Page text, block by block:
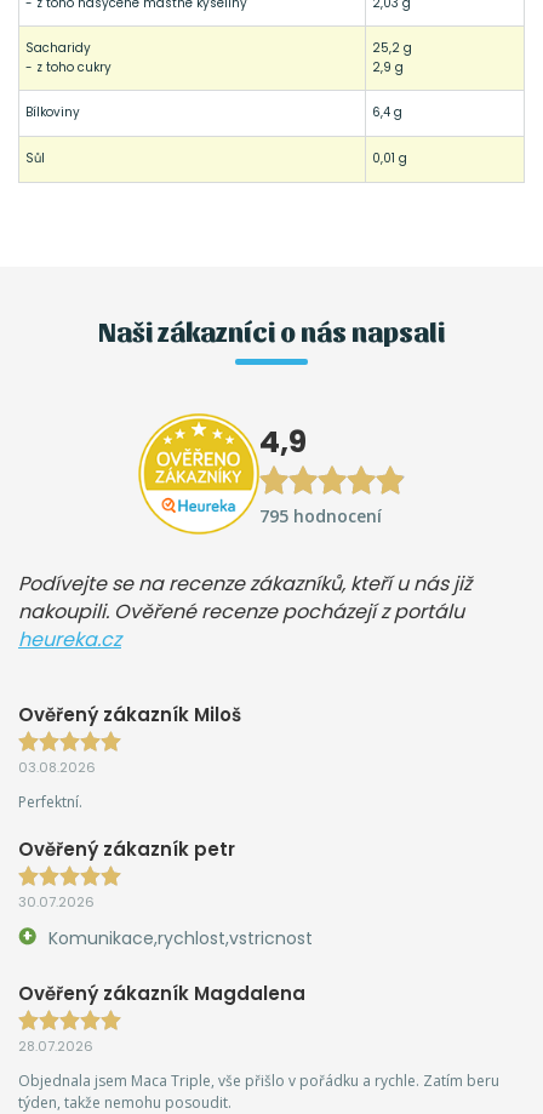
Sacharidy
- z toho cukry
25,2 g
2,9 g
Bílkoviny 6,4 g
Sůl 0,01 g
Naši zákazníci o nás napsali
4,9
795 hodnocení
Podívejte se na recenze zákazníků, kteří u nás již
nakoupili. Ověřené recenze pocházejí z portálu
heureka.cz
Ověřený zákazník Miloš
03.08.2026
Perfektní.
Ověřený zákazník petr
30.07.2026
Komunikace,rychlost,vstricnost
Ověřený zákazník Magdalena
28.07.2026
Objednala jsem Maca Triple, vše přišlo v pořádku a rychle. Zatím beru
týden, takže nemohu posoudit.